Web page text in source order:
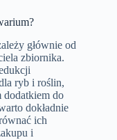
głównie od
zbiornika.
ryb i roślin,
dodatkiem do
dokładnie
ich
i